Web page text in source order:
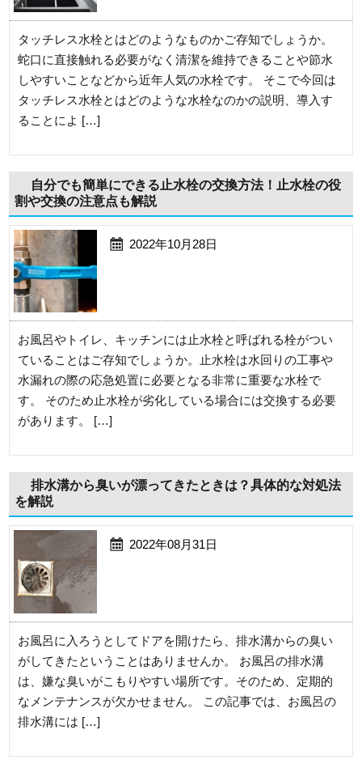
タッチレス水栓とはどのようなものかご存知でしょうか。
蛇口に直接触れる必要がなく清潔を維持できることや節水
しやすいことなどから近年人気の水栓です。 そこで今回は
タッチレス水栓とはどのような水栓なのかの説明、導入す
ることによ […]
自分でも簡単にできる止水栓の交換方法！止水栓の役
割や交換の注意点も解説
2022年10月28日
お風呂やトイレ、キッチンには止水栓と呼ばれる栓がつい
ていることはご存知でしょうか。止水栓は水回りの工事や
水漏れの際の応急処置に必要となる非常に重要な水栓で
す。 そのため止水栓が劣化している場合には交換する必要
があります。 […]
排水溝から臭いが漂ってきたときは？具体的な対処法
を解説
2022年08月31日
お風呂に入ろうとしてドアを開けたら、排水溝からの臭い
がしてきたということはありませんか。 お風呂の排水溝
は、嫌な臭いがこもりやすい場所です。そのため、定期的
なメンテナンスが欠かせません。 この記事では、お風呂の
排水溝には […]